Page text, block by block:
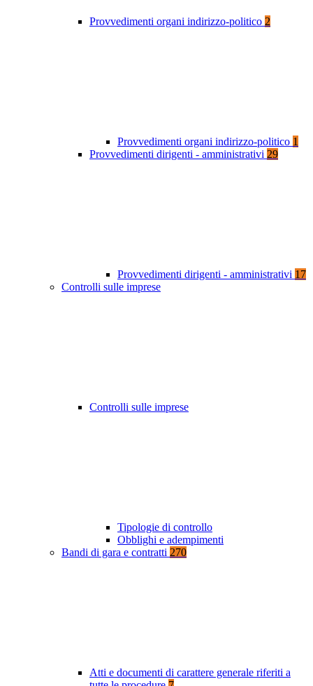
Provvedimenti organi indirizzo-politico 2
Provvedimenti organi indirizzo-politico 1
Provvedimenti dirigenti - amministrativi 29
Provvedimenti dirigenti - amministrativi 17
Controlli sulle imprese
Controlli sulle imprese
Tipologie di controllo
Obblighi e adempimenti
Bandi di gara e contratti 270
Atti e documenti di carattere generale riferiti a